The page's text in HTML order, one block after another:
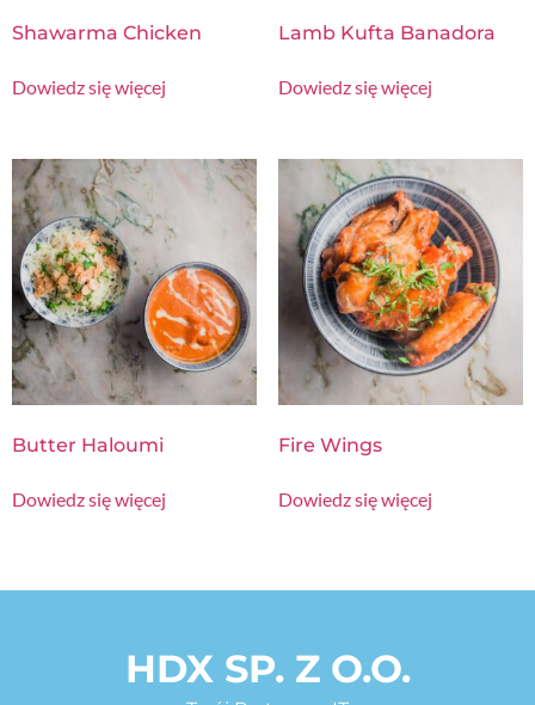
Shawarma Chicken
Dowiedz się więcej
Lamb Kufta Banadora
Dowiedz się więcej
Butter Haloumi
Dowiedz się więcej
Fire Wings
Dowiedz się więcej
HDX SP. Z O.O.